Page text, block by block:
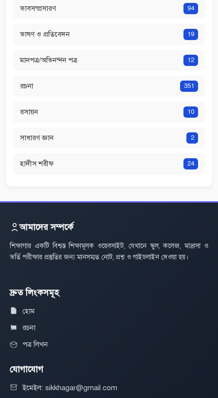
ভাবসম্প্রসারণ 94
ভাষণ ও প্রতিবেদন 19
মানপত্র/অভিনন্দন পত্র 12
রচনা 351
রসায়ন 10
সাধারণ জ্ঞান 2
হাদীস শরীফ 24
আমাদের সম্পর্কে
শিক্ষাগার একটি বিশ্বস্ত শিক্ষামূলক ওয়েবসাইট, যেখানে স্কুল, কলেজ, মাদ্রাসা ও
ভর্তি পরীক্ষার প্রস্তুতির জন্য মানসম্মত নোট, প্রশ্ন ও গাইডলাইন দেওয়া হয়।
দ্রুত লিংকসমূহ
হোম
রচনা
পত্র লিখন
যোগাযোগ
ইমেইল: sikkhagar@gmail.com